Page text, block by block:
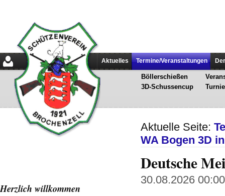
Aktuelles Termine/Veranstaltungen
Böllerschießen
3D-Schussencup
Aktuelle Seite:
WA Bogen 3D
Deutsche
30.08.2026
Herzlich willkommen